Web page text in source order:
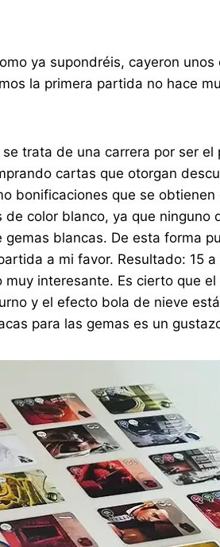
ya supondréis, cayeron
la primera partida no hace
trata de una carrera por ser el
cartas que otorgan
bonificaciones que se obtienen
color blanco, ya que ninguno
blancas. De esta forma
a mi favor. Resultado: 15 a
interesante. Es cierto que
y el efecto bola de nieve
para las gemas es un